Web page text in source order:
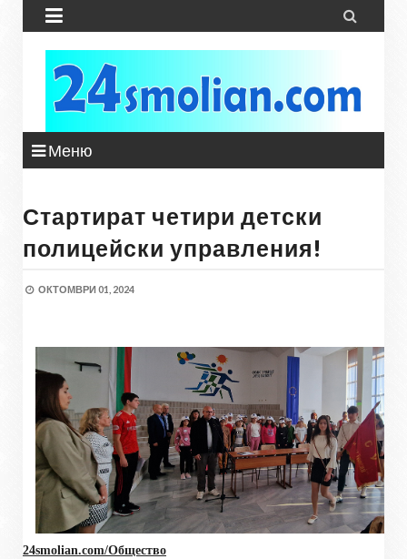
 
Меню
Стартират четири детски
полицейски управления!
ОКТОМВРИ 01, 2024
24smolian.com/Общество